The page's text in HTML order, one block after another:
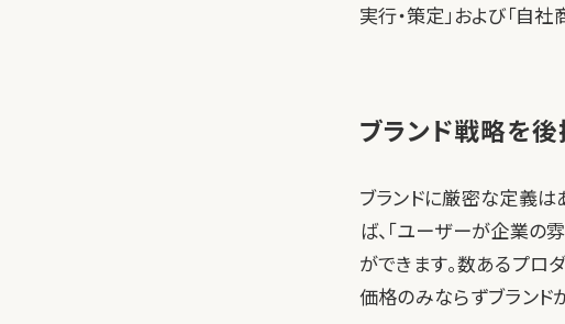
実行・策定」および「自
ブランド戦略を
ブランドに厳密な定義は
ば、「ユーザーが企業の
ができます。数あるプロ
価格のみならずブランド